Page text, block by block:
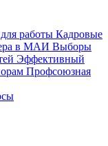
работы Кадровые
в МАИ Выборы
Эффективный
Профсоюзная